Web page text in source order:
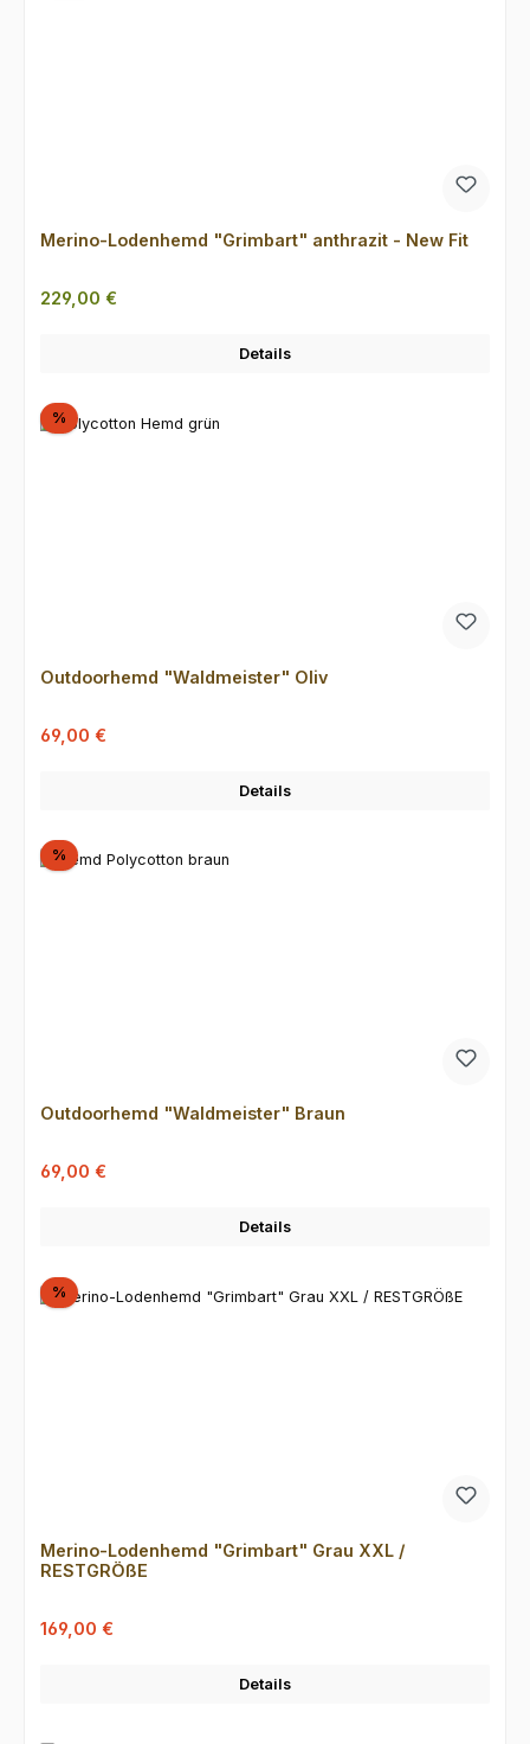
Merino-Lodenhemd "Grimbart" anthrazit - New Fit
Regulärer Preis:
229,00 €
Details
%Rabatt
Outdoorhemd "Waldmeister" Oliv
Verkaufspreis:
69,00 €
Details
%Rabatt
Outdoorhemd "Waldmeister" Braun
Verkaufspreis:
69,00 €
Details
%Rabatt
Merino-Lodenhemd "Grimbart" Grau XXL /
RESTGRÖßE
Verkaufspreis:
169,00 €
Details